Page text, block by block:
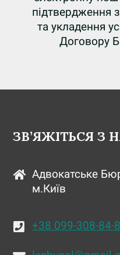
підтвердження
та укладення
Договору
ЗВ’ЯЖІТЬСЯ З
Адвокатське
м.Київ
+38 099-308-84-